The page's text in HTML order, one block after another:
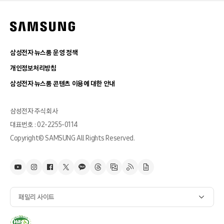
삼성전자 뉴스룸 운영 정책
개인정보처리방침
삼성전자 뉴스룸 콘텐츠 이용에 대한 안내
삼성전자 주식회사
대표번호 : 02-2255-0114
Copyright© SAMSUNG All Rights Reserved.
패밀리 사이트